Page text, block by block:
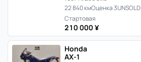
22 840 кмОценка 3UNSOLD
Стартовая
210 000 ¥
Honda
AX-1